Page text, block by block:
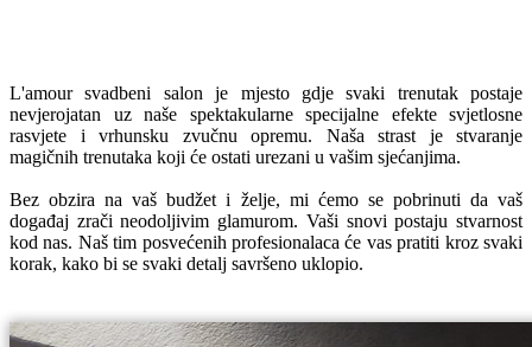
L'amour svadbeni salon je mjesto gdje svaki trenutak postaje
nevjerojatan uz naše spektakularne specijalne efekte svjetlosne
rasvjete i vrhunsku zvučnu opremu. Naša strast je stvaranje
magičnih trenutaka koji će ostati urezani u vašim sjećanjima.
Bez obzira na vaš budžet i želje, mi ćemo se pobrinuti da vaš
događaj zrači neodoljivim glamurom. Vaši snovi postaju stvarnost
kod nas. Naš tim posvećenih profesionalaca će vas pratiti kroz svaki
korak, kako bi se svaki detalj savršeno uklopio.